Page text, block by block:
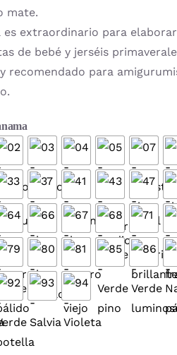
mate.
es extraordinario para
de bebé y jerséis
recomendado para